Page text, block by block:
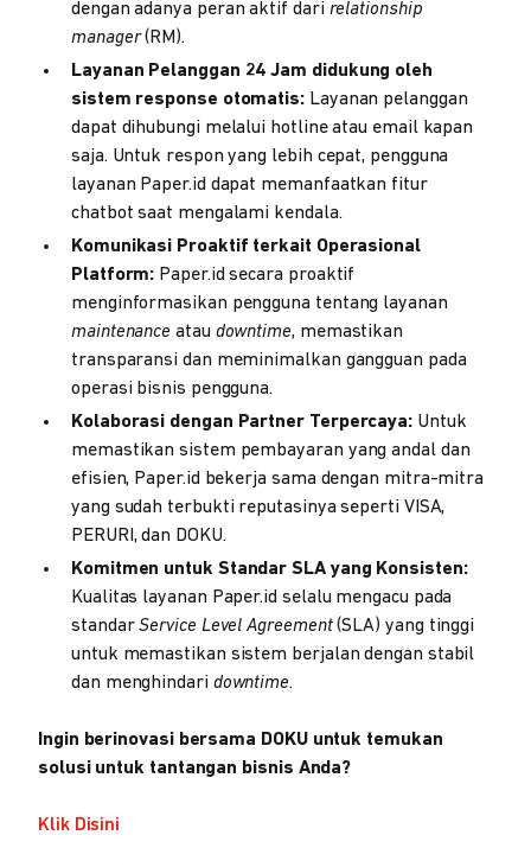
dengan adanya peran aktif dari relationship
manager(RM).
Layanan Pelanggan 24 Jam didukung oleh
sistem response otomatis: Layanan pelanggan
dapat dihubungi melalui hotline atau email kapan
saja. Untuk respon yang lebih cepat, pengguna
layanan Paper.id dapat memanfaatkan fitur
chatbot saat mengalami kendala.
Komunikasi Proaktif terkait Operasional
Platform: Paper.id secara proaktif
menginformasikan pengguna tentang layanan
maintenance atau downtime, memastikan
transparansi dan meminimalkan gangguan pada
operasi bisnis pengguna.
Kolaborasi dengan Partner Terpercaya: Untuk
memastikan sistem pembayaran yang andal dan
efisien, Paper.id bekerja sama dengan mitra-mitra
yang sudah terbukti reputasinya seperti VISA,
PERURI, dan DOKU.
Komitmen untuk Standar SLA yang Konsisten:
Kualitas layanan Paper.id selalu mengacu pada
standarService Level Agreement(SLA) yang tinggi
untuk memastikan sistem berjalan dengan stabil
dan menghindari downtime.
Ingin berinovasi bersama DOKU untuk temukan
solusi untuk tantangan bisnis Anda?
Klik Disini